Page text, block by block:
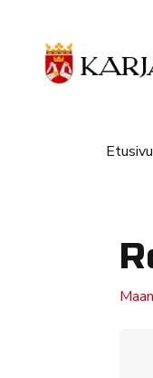
Etusivu